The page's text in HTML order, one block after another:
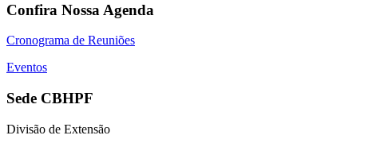
Confira Nossa Agenda
Cronograma de Reuniões
Eventos
Sede CBHPF
Divisão de Extensão